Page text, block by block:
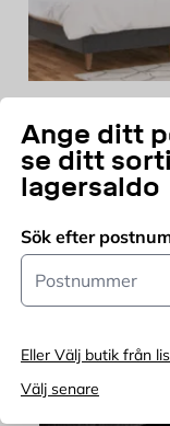
Ange ditt
se ditt
lagersaldo
Sök efter
Postnummer
Eller Välj butik från
Välj senare
Designa din Mix
Skapa din
med vårt nya